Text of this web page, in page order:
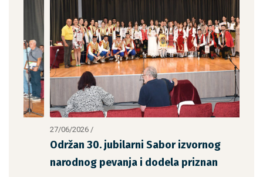
27/06/2026/
Održan 30. jubilarni Sabor izvornog
narodnog pevanja i dodela priznan